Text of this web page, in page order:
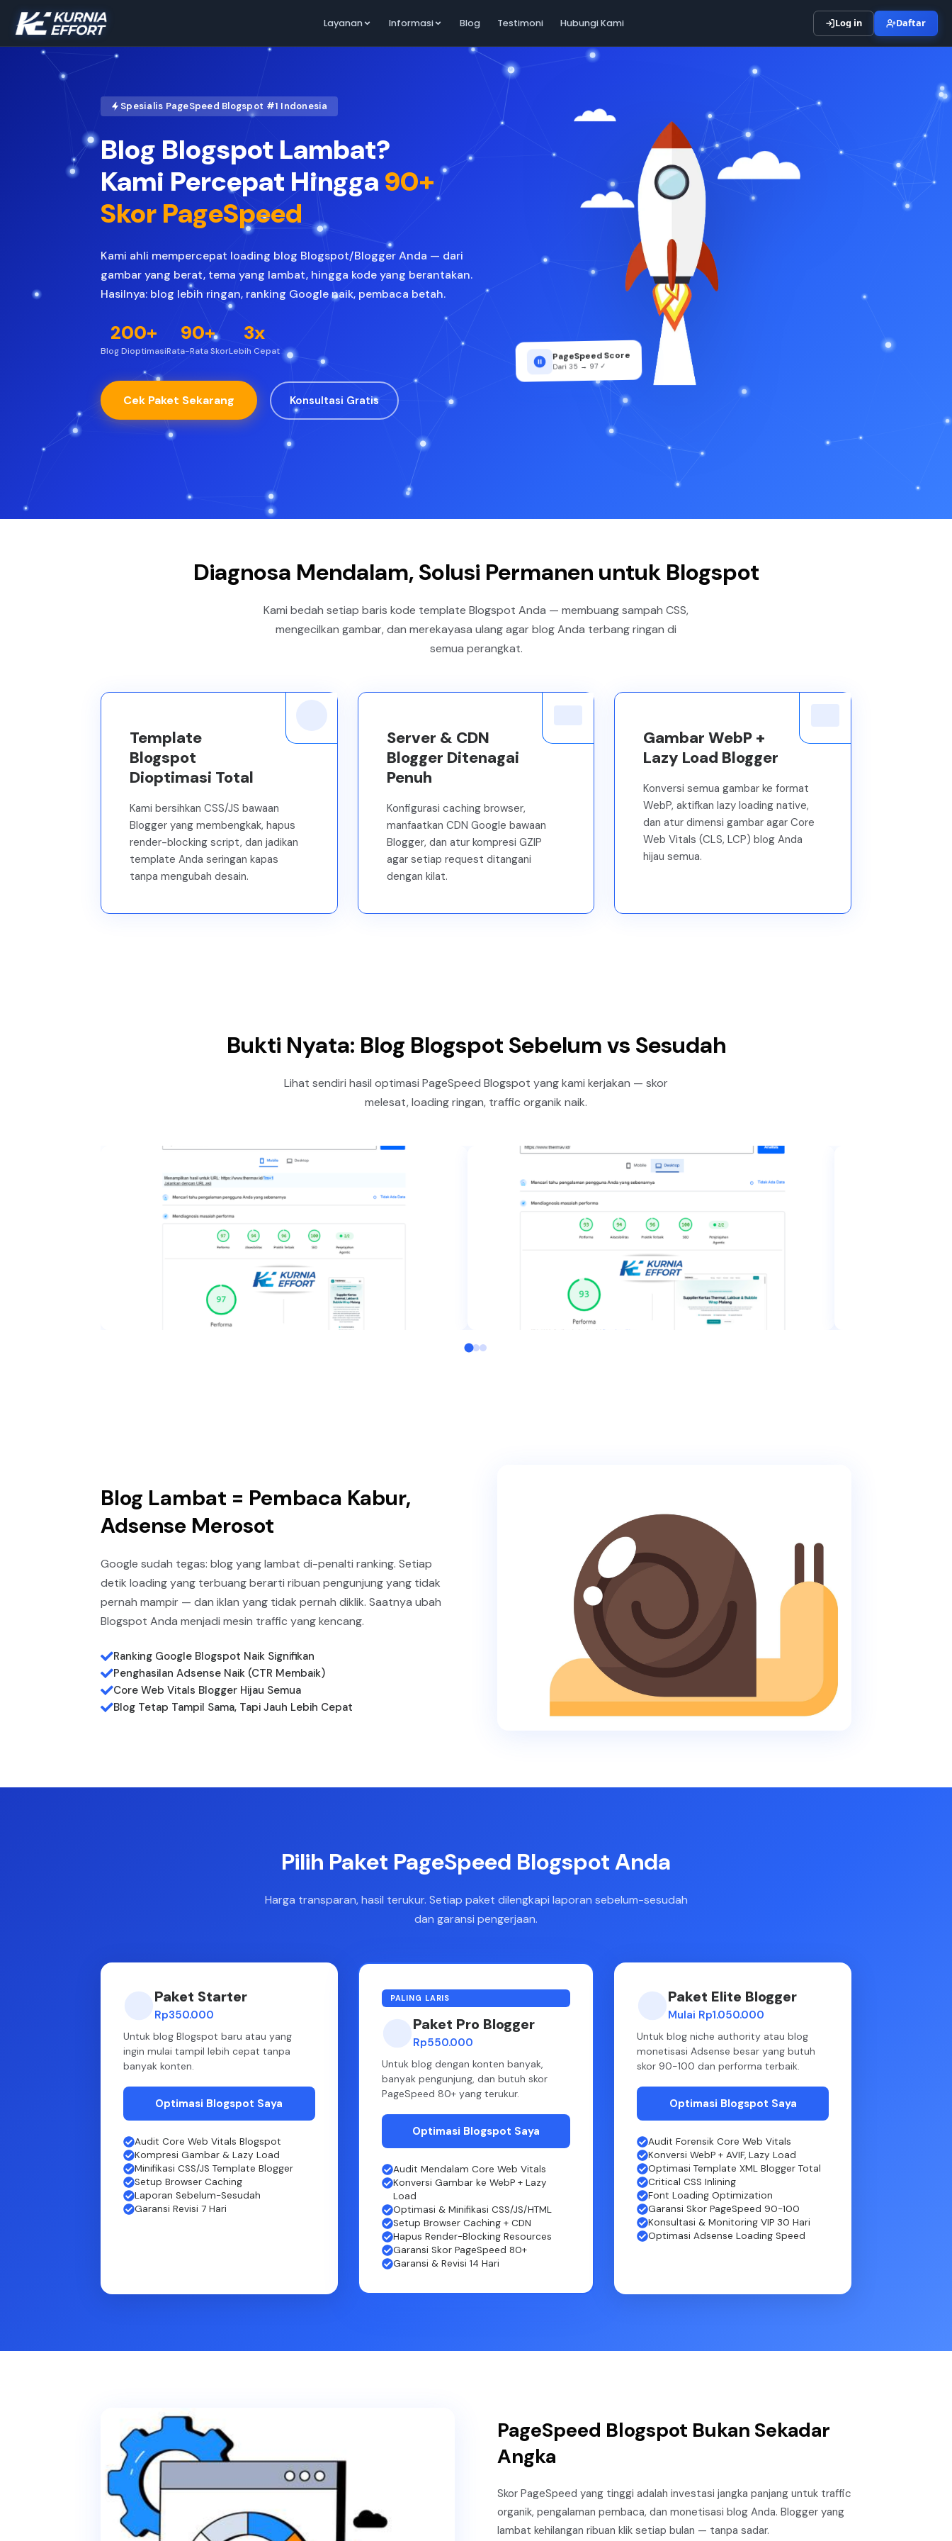
Layanan Informasi Blog Testimoni Hubungi Kami Log in
Masuk
Daftar
Spesialis PageSpeed Blogspot #1 Indonesia
Blog Blogspot Lambat?
Kami Percepat Hingga 90+
Skor PageSpeed
Kami ahli mempercepat loading blog Blogspot/Blogger Anda — dari
gambar yang berat, tema yang lambat, hingga kode yang berantakan.
Hasilnya: blog lebih ringan, ranking Google naik, pembaca betah.
200+
Blog Dioptimasi
90+
Rata-Rata Skor
3x
Lebih Cepat
Cek Paket Sekarang Konsultasi Gratis
PageSpeed Score
Dari 35 → 97 ✓
Diagnosa Mendalam, Solusi Permanen untuk Blogspot
Kami bedah setiap baris kode template Blogspot Anda — membuang sampah CSS,
mengecilkan gambar, dan merekayasa ulang agar blog Anda terbang ringan di
semua perangkat.
Template
Blogspot
Dioptimasi Total
Kami bersihkan CSS/JS bawaan
Blogger yang membengkak, hapus
render-blocking script, dan jadikan
template Anda seringan kapas
tanpa mengubah desain.
Server & CDN
Blogger Ditenagai
Penuh
Konfigurasi caching browser,
manfaatkan CDN Google bawaan
Blogger, dan atur kompresi GZIP
agar setiap request ditangani
dengan kilat.
Gambar WebP +
Lazy Load Blogger
Konversi semua gambar ke format
WebP, aktifkan lazy loading native,
dan atur dimensi gambar agar Core
Web Vitals (CLS, LCP) blog Anda
hijau semua.
Bukti Nyata: Blog Blogspot Sebelum vs Sesudah
Lihat sendiri hasil optimasi PageSpeed Blogspot yang kami kerjakan — skor
melesat, loading ringan, traffic organik naik.
Blog Lambat = Pembaca Kabur,
Adsense Merosot
Google sudah tegas: blog yang lambat di-penalti ranking. Setiap
detik loading yang terbuang berarti ribuan pengunjung yang tidak
pernah mampir — dan iklan yang tidak pernah diklik. Saatnya ubah
Blogspot Anda menjadi mesin traffic yang kencang.
Ranking Google Blogspot Naik Signifikan
Penghasilan Adsense Naik (CTR Membaik)
Core Web Vitals Blogger Hijau Semua
Blog Tetap Tampil Sama, Tapi Jauh Lebih Cepat
Pilih Paket PageSpeed Blogspot Anda
Harga transparan, hasil terukur. Setiap paket dilengkapi laporan sebelum-sesudah
dan garansi pengerjaan.
Paket Starter
Rp350.000
Untuk blog Blogspot baru atau yang
ingin mulai tampil lebih cepat tanpa
banyak konten.
Optimasi Blogspot Saya
Audit Core Web Vitals Blogspot
Kompresi Gambar & Lazy Load
Minifikasi CSS/JS Template Blogger
Setup Browser Caching
Laporan Sebelum-Sesudah
Garansi Revisi 7 Hari
PALING LARIS
Paket Pro Blogger
Rp550.000
Untuk blog dengan konten banyak,
banyak pengunjung, dan butuh skor
PageSpeed 80+ yang terukur.
Optimasi Blogspot Saya
Audit Mendalam Core Web Vitals
Konversi Gambar ke WebP + Lazy
Load
Optimasi & Minifikasi CSS/JS/HTML
Setup Browser Caching + CDN
Hapus Render-Blocking Resources
Garansi Skor PageSpeed 80+
Garansi & Revisi 14 Hari
Paket Elite Blogger
Mulai Rp1.050.000
Untuk blog niche authority atau blog
monetisasi Adsense besar yang butuh
skor 90-100 dan performa terbaik.
Optimasi Blogspot Saya
Audit Forensik Core Web Vitals
Konversi WebP + AVIF, Lazy Load
Optimasi Template XML Blogger Total
Critical CSS Inlining
Font Loading Optimization
Garansi Skor PageSpeed 90-100
Konsultasi & Monitoring VIP 30 Hari
Optimasi Adsense Loading Speed
PageSpeed Blogspot Bukan Sekadar
Angka
Skor PageSpeed yang tinggi adalah investasi jangka panjang untuk traffic
organik, pengalaman pembaca, dan monetisasi blog Anda. Blogger yang
lambat kehilangan ribuan klik setiap bulan — tanpa sadar.